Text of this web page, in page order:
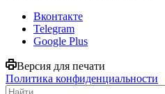
Вконтакте
Telegram
Google Plus
Версия для печати
Политика конфиденциальности